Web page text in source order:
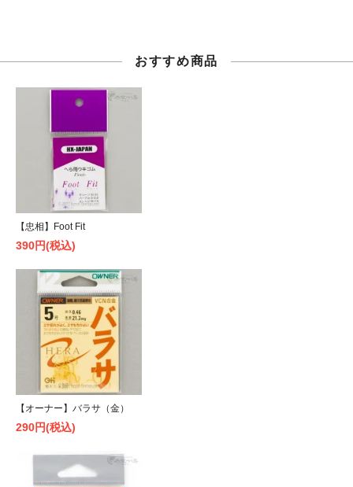
おすすめ商品
【忠相】Foot Fit
390円(税込)
【オーナー】バラサ（金）
290円(税込)